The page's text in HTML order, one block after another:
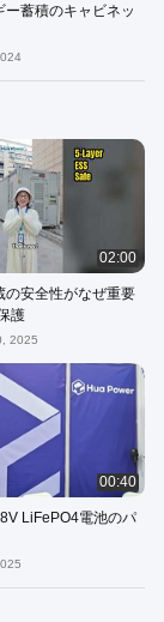
ー蓄積のキャビネッ
02:00
の安全性がなぜ重要
護
2025
00:40
LiFePO4電池のパ